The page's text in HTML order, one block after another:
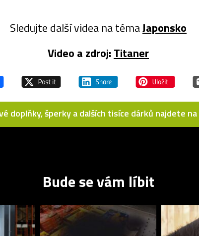
Sledujte další videa na témaJaponsko
Video a zdroj: Titaner
doplňky, šperky a dalších tisíce dárků najdete
Bude se vám líbit